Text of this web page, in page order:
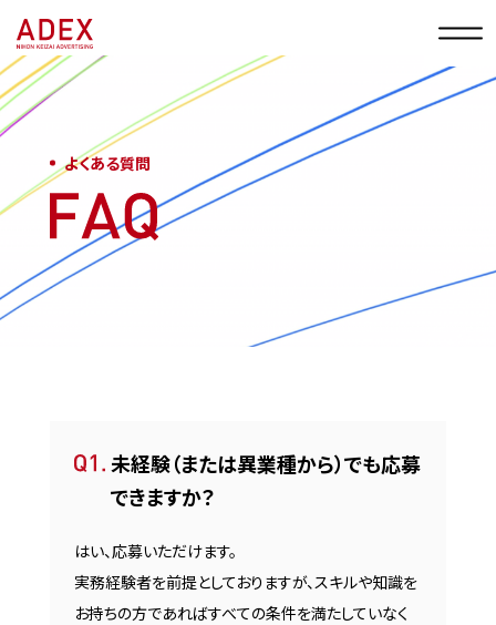
よくある質問
未経験（または異業種から）でも応募
できますか？
はい、応募いただけます。
実務経験者を前提としておりますが、スキルや知識を
お持ちの方であればすべての条件を満たしていなく